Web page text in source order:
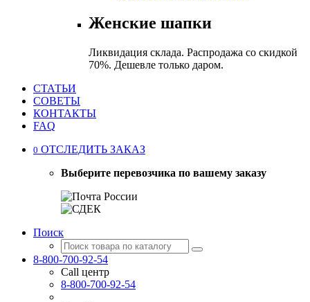
Женские шапки
Ликвидация склада. Распродажа со скидкой
70%. Дешевле только даром.
СТАТЬИ
СОВЕТЫ
КОНТАКТЫ
FAQ
0 ОТСЛЕДИТЬ ЗАКАЗ
Выберите перевозчика по вашему заказу
Поиск
8-800-700-92-54
Call центр
8-800-700-92-54